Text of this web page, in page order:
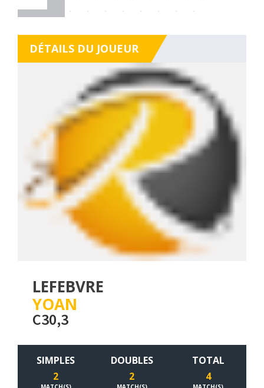
DÉTAILS DU JOUEUR
LEFEBVRE
YOAN
C30,3
SIMPLES
2
DOUBLES
2
TOTAL
4